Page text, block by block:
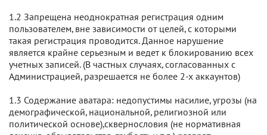
1.2 Запрещена неоднократная регистрация одним
пользователем, вне зависимости от целей, с которыми
такая регистрация проводится. Данное нарушение
является крайне серьезным и ведет к блокированию всех
учетных записей. (В частных случаях, согласованных с
Администрацией, разрешается не более 2-х аккаунтов)
1.3 Содержание аватара: недопустимы насилие, угрозы (на
демографической, национальной, религиозной или
политической основе),сквернословия (не нормативная